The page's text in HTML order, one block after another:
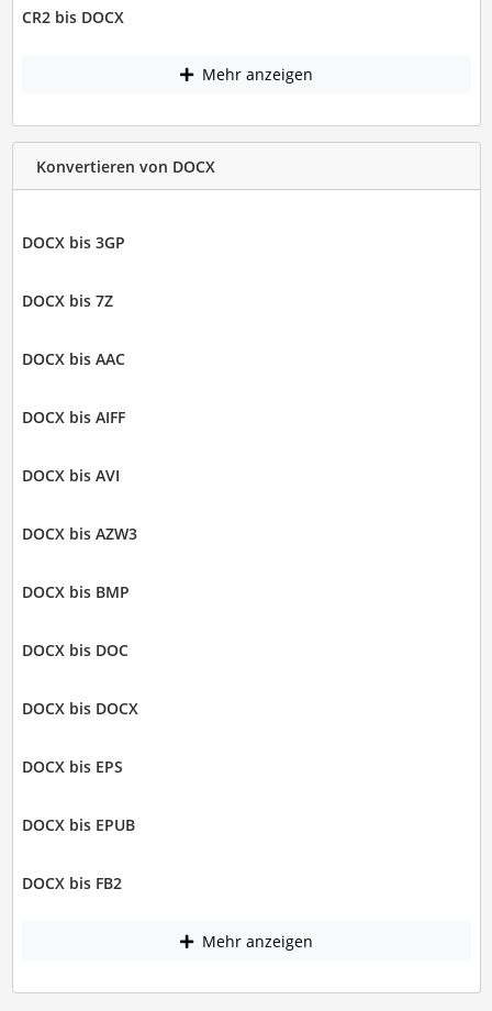
CR2 bis DOCX
Mehr anzeigen
Konvertieren von DOCX
DOCX bis 3GP
DOCX bis 7Z
DOCX bis AAC
DOCX bis AIFF
DOCX bis AVI
DOCX bis AZW3
DOCX bis BMP
DOCX bis DOC
DOCX bis DOCX
DOCX bis EPS
DOCX bis EPUB
DOCX bis FB2
Mehr anzeigen